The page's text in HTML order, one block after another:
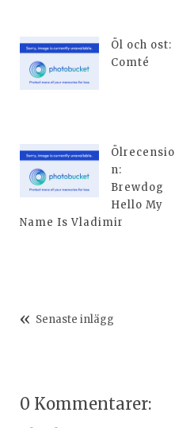
Öl och ost:
Comté
Ölrecensio
n:
Brewdog
Hello My
Name Is Vladimir
Senaste inlägg
0 Kommentarer: